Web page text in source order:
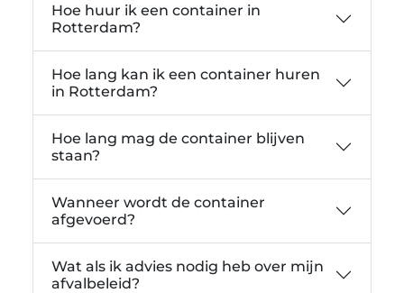
Hoe huur ik een container in
Rotterdam?
Hoe lang kan ik een container huren
in Rotterdam?
Hoe lang mag de container blijven
staan?
Wanneer wordt de container
afgevoerd?
Wat als ik advies nodig heb over mijn
afvalbeleid?